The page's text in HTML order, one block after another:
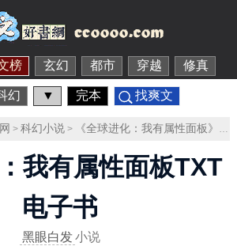
榜 玄幻 都市 穿越 修真
幻 ▼ 完本 找爽文
> 科幻小说> 《全球进化：我有属性面板》 >
我有属性面板TXT
电子书
黑眼白发小说